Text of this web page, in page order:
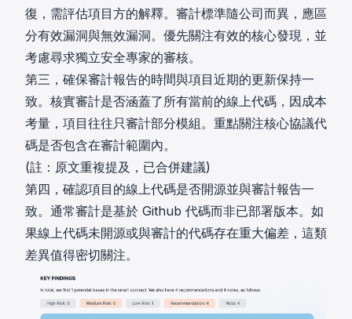
復，需評估項目方的解釋。審計標準隨公司而異，應區
分有效漏洞與無效漏洞。優先關注有效的核心發現，並
考慮尋求獨立安全專家的審核。
第三，確保審計報告的時間與項目近期的更新保持一
致。核實審計是否涵蓋了所有當前的線上代碼，因成本
考量，項目往往只審計部分模組。重點關注核心協議代
碼是否包含在審計範圍內。
(註：原文重複提及，已合併建議)
第四，確認項目的線上代碼是否開源並與審計報告一
致。通常審計是基於 Github 代碼而非已部署版本。如
果線上代碼未開源或與審計的代碼存在重大偏差，這類
差異值得密切關注。